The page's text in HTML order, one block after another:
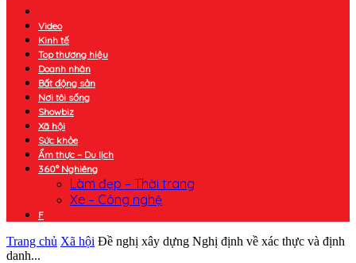
Video
Kinh tế
Top thương hiệu
Doanh nhân
Bất động sản
Nơi tôi sống
Showbiz
Xã hội
Sức khỏe
Ẩm thực – Du lịch
360° Nghiêng
Làm đẹp – Thời trang
Xe – Công nghệ
F
Trang chủ Xã hội Đề nghị xây dựng Nghị định về xác thực và định
danh...